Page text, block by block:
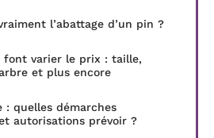
l’abattage d’un pin ?
font varier le prix : taille,
et plus encore
: quelles démarches
autorisations prévoir ?